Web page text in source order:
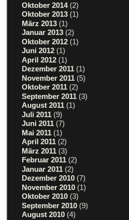
Oktober 2014(2)
Oktober 2013 (1)
März 2013 (1)
Januar 2013 (2)
Oktober 2012 (1)
Juni 2012 (1)
April 2012 (1)
Dezember 2011 (1)
November 2011 (5)
Oktober 2011 (2)
September 2011 (3)
August 2011 (1)
Juli 2011 (9)
Juni 2011 (7)
Mai 2011 (1)
April 2011 (2)
März 2011 (3)
Februar 2011 (2)
Januar 2011 (2)
Dezember 2010 (7)
November 2010 (1)
Oktober 2010 (3)
September 2010 (9)
August 2010 (4)